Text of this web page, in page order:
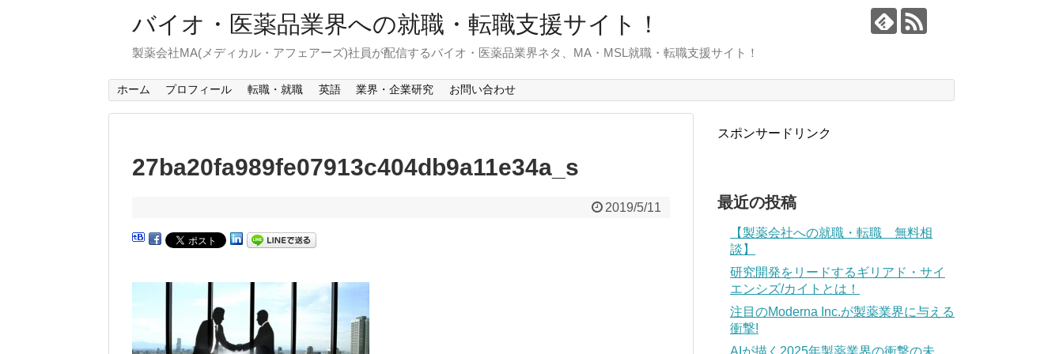
バイオ・医薬品業界への就職・転職支援サイト！
製薬会社MA(メディカル・アフェアーズ)社員が配信するバイオ・医薬品業界ネタ、MA・MSL就職・転職支援サイト！
ホーム プロフィール 転職・就職 英語 業界・企業研究 お問い合わせ
27ba20fa989fe07913c404db9a11e34a_s
2019/5/11
スポンサードリンク
最近の投稿
【製薬会社への就職・転職 無料相
談】
研究開発をリードするギリアド・サイ
エンシズ/カイトとは！
注目のModerna Inc.が製薬業界に与える
衝撃!